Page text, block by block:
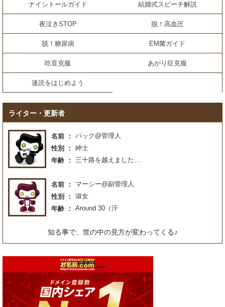
ナイシトールガイド 結婚式スピーチ解説
夜泣きSTOP 脱！高血圧
脱！糖尿病 EM菌ガイド
吃音克服 あがり症克服
速読をはじめよう
ライター・更新者
名前
パック@管理人
性別
紳士
年齢
三十路を越えました…
名前
マーシー@副管理人
性別
淑女
年齢
Around 30（汗
知る事で、世の中の見方が変わってくる♪